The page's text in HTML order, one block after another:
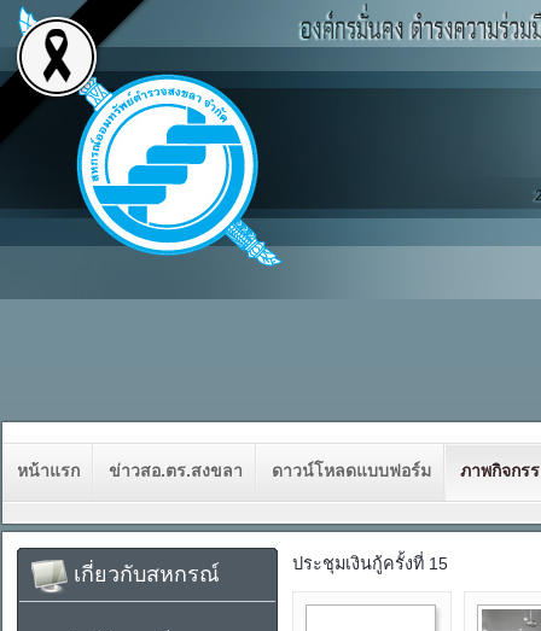
หน้าแรก ข่าวสอ.ตร.สงขลา ดาวน์โหลดแบบฟอร์ม ภาพกิจกร
ประชุมเงินกู้ครั้งที่ 15
เกี่ยวกับสหกรณ์